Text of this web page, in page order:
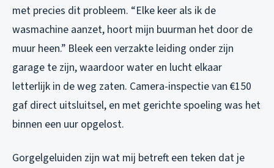
met precies dit probleem. “Elke keer als ik de
wasmachine aanzet, hoort mijn buurman het door de
muur heen.” Bleek een verzakte leiding onder zijn
garage te zijn, waardoor water en lucht elkaar
letterlijk in de weg zaten. Camera-inspectie van €150
gaf direct uitsluitsel, en met gerichte spoeling was het
binnen een uur opgelost.
Gorgelgeluiden zijn wat mij betreft een teken dat je